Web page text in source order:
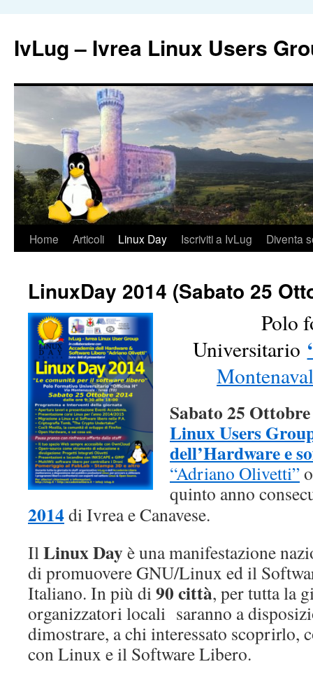
IvLug – Ivrea Linux Users
Vai
contenuto
Home Articoli Linux Day Iscriviti a IvLug Diventa
LinuxDay 2014 (Sabato 25
Polo
Universitario
Sabato 25
Linux Users
dell’Hardware e
“Adriano Olivetti”
quinto anno
2014di Ivrea e Canavese.
IlLinux Dayè una manifestazione
di promuovere GNU/Linux ed il
Italiano. In più di90 città, per tutta la
organizzatori locali saranno a
dimostrare, a chi interessato scoprirlo,
con Linux e il Software Libero.